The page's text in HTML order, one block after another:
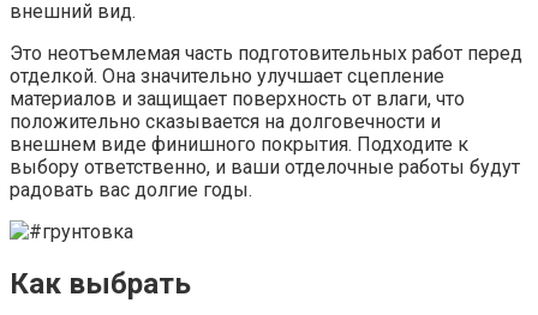
внешний вид.
Это неотъемлемая часть подготовительных работ перед
отделкой. Она значительно улучшает сцепление
материалов и защищает поверхность от влаги, что
положительно сказывается на долговечности и
внешнем виде финишного покрытия. Подходите к
выбору ответственно, и ваши отделочные работы будут
радовать вас долгие годы.
Как выбрать